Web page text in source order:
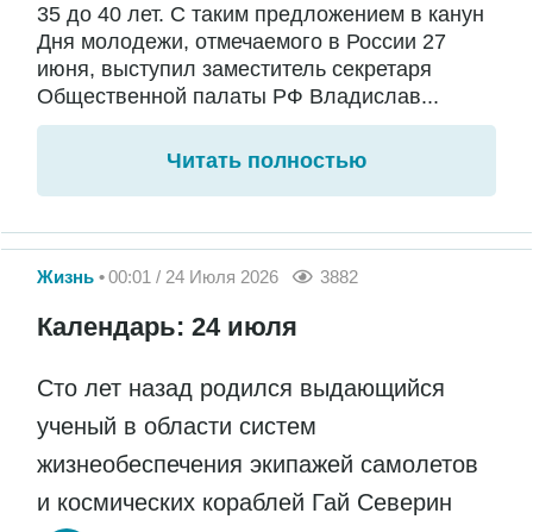
35 до 40 лет. С таким предложением в канун
Дня молодежи, отмечаемого в России 27
июня, выступил заместитель секретаря
Общественной палаты РФ Владислав...
Читать полностью
Жизнь 00:01 / 24 Июля 2026 3882
Календарь: 24 июля
Сто лет назад родился выдающийся
ученый в области систем
жизнеобеспечения экипажей самолетов
и космических кораблей Гай Северин